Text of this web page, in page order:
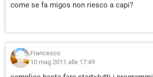
come se fa migos non riesco a capi?
Francesco
10 mag 2011 alle 17:49